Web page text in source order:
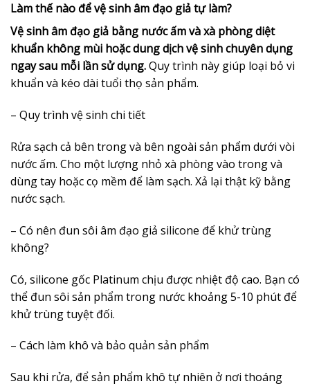
Làm thế nào để vệ sinh âm đạo giả tự làm?
Vệ sinh âm đạo giả bằng nước ấm và xà phòng diệt
khuẩn không mùi hoặc dung dịch vệ sinh chuyên dụng
ngay sau mỗi lần sử dụng.Quy trình này giúp loại bỏ vi
khuẩn và kéo dài tuổi thọ sản phẩm.
– Quy trình vệ sinh chi tiết
Rửa sạch cả bên trong và bên ngoài sản phẩm dưới vòi
nước ấm. Cho một lượng nhỏ xà phòng vào trong và
dùng tay hoặc cọ mềm để làm sạch. Xả lại thật kỹ bằng
nước sạch.
– Có nên đun sôi âm đạo giả silicone để khử trùng
không?
Có, silicone gốc Platinum chịu được nhiệt độ cao. Bạn có
thể đun sôi sản phẩm trong nước khoảng 5-10 phút để
khử trùng tuyệt đối.
– Cách làm khô và bảo quản sản phẩm
Sau khi rửa, để sản phẩm khô tự nhiên ở nơi thoáng